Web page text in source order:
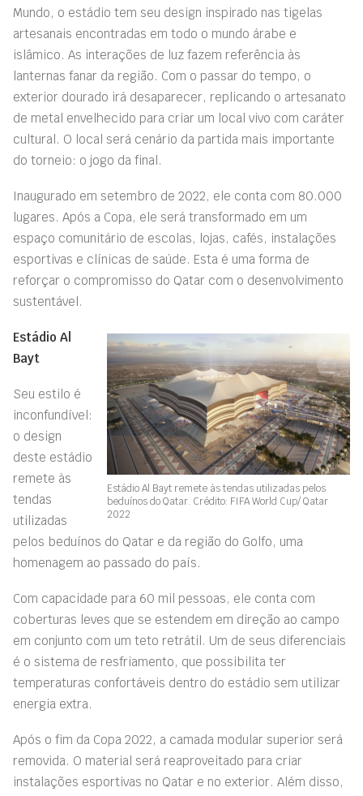
Mundo, o estádio tem seu design inspirado nas tigelas
artesanais encontradas em todo o mundo árabe e
islâmico. As interações de luz fazem referência às
lanternas fanar da região. Com o passar do tempo, o
exterior dourado irá desaparecer, replicando o artesanato
de metal envelhecido para criar um local vivo com caráter
cultural. O local será cenário da partida mais importante
do torneio: o jogo da final.
Inaugurado em setembro de 2022, ele conta com 80.000
lugares. Após a Copa, ele será transformado em um
espaço comunitário de escolas, lojas, cafés, instalações
esportivas e clínicas de saúde. Esta é uma forma de
reforçar o compromisso do Qatar com o desenvolvimento
sustentável.
Estádio Al Bayt remete às tendas utilizadas pelos
beduínos do Qatar. Crédito: FIFA World Cup/ Qatar
2022
Estádio Al
Bayt
Seu estilo é
inconfundível:
o design
deste estádio
remete às
tendas
utilizadas
pelos beduínos do Qatar e da região do Golfo, uma
homenagem ao passado do país.
Com capacidade para 60 mil pessoas, ele conta com
coberturas leves que se estendem em direção ao campo
em conjunto com um teto retrátil. Um de seus diferenciais
é o sistema de resfriamento, que possibilita ter
temperaturas confortáveis dentro do estádio sem utilizar
energia extra.
Após o fim da Copa 2022, a camada modular superior será
removida. O material será reaproveitado para criar
instalações esportivas no Qatar e no exterior. Além disso,